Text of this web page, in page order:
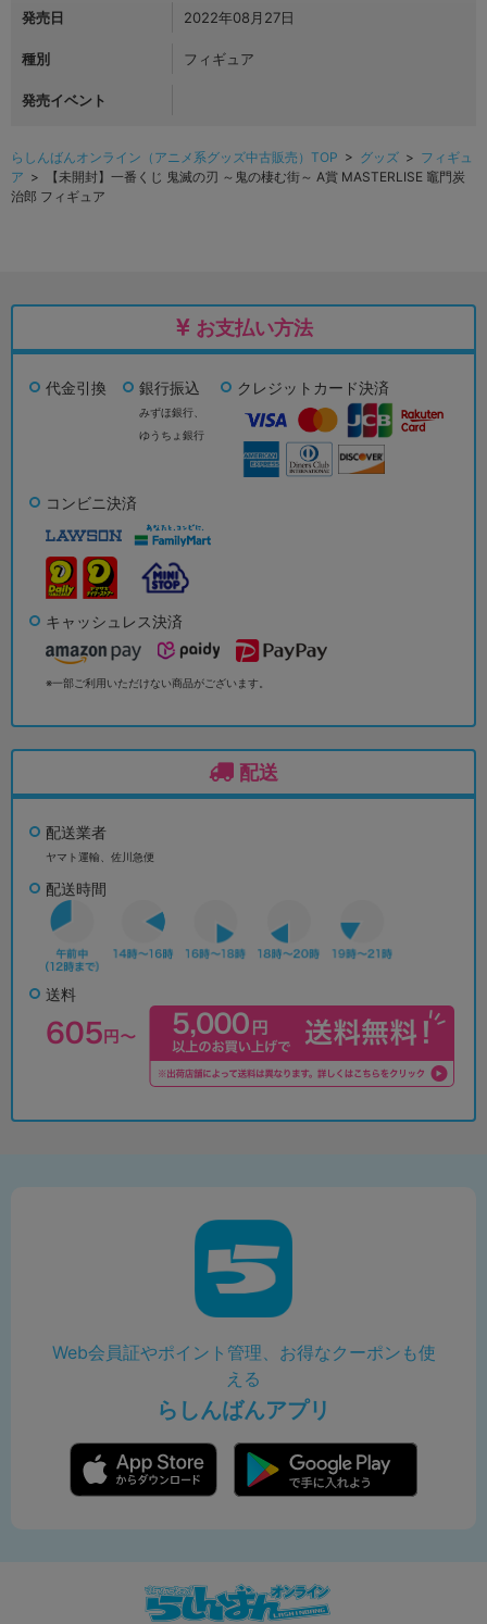
発売日 2022年08月27日
種別 フィギュア
発売イベント
らしんばんオンライン（アニメ系グッズ中古販売）TOP > グッズ > フィギュ
ア > 【未開封】一番くじ 鬼滅の刃 ～鬼の棲む街～ A賞 MASTERLISE 竈門炭
治郎 フィギュア
お支払い方法
代金引換 銀行振込
みずほ銀行、
ゆうちょ銀行
クレジットカード決済
コンビニ決済
キャッシュレス決済
※一部ご利用いただけない商品がございます。
配送
配送業者
ヤマト運輸、佐川急便
配送時間
送料
Web会員証やポイント管理、お得なクーポンも使
える
らしんばんアプリ